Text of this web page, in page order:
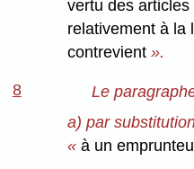
vertu des
relativement à la
contrevient».
8
Le
a) par
«à un